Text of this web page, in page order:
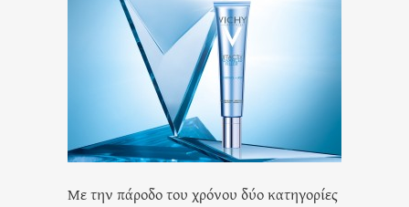
Με την πάροδο του χρόνου δύο κατηγορίες